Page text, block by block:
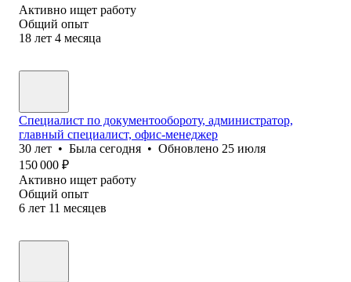
Активно ищет работу
Общий опыт
18 лет 4 месяца
Специалист по документообороту, администратор,
главный специалист, офис-менеджер
30 лет • Была сегодня • Обновлено 25 июля
150 000 ₽
Активно ищет работу
Общий опыт
6 лет 11 месяцев